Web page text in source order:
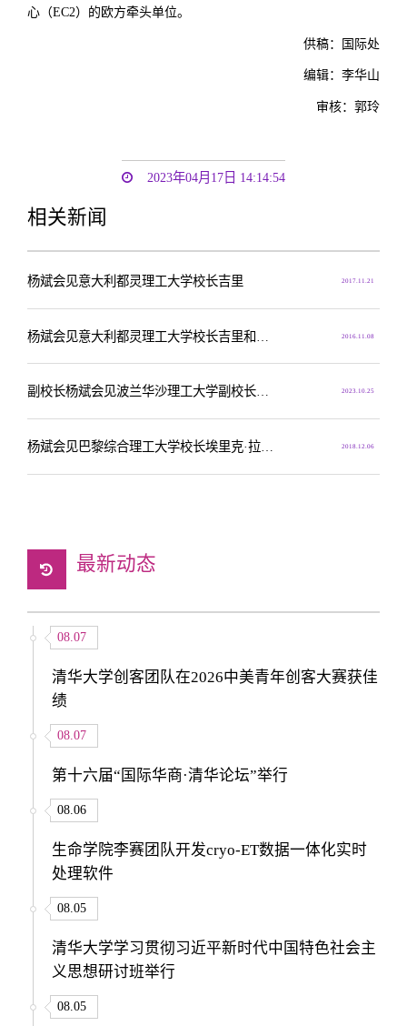
心（EC2）的欧方牵头单位。
供稿：国际处
编辑：李华山
审核：郭玲
2023年04月17日 14:14:54
相关新闻
2017.11.21
杨斌会见意大利都灵理工大学校长吉里
2016.11.08
2023.10.25
2018.12.06
最新动态
08.07
清华大学创客团队在2026中美青年创客大赛获佳
绩
08.07
第十六届“国际华商·清华论坛”举行
08.06
生命学院李赛团队开发cryo-ET数据一体化实时
处理软件
08.05
清华大学学习贯彻习近平新时代中国特色社会主
义思想研讨班举行
08.05